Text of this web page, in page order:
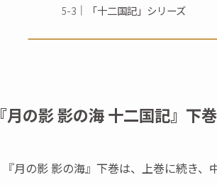
「十二国記」シリーズ
『月の影 影の海 十二国記』下
『月の影 影の海』下巻は、上巻に続き、